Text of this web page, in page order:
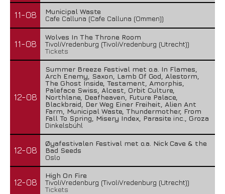
11-08
Municipal Waste
Cafe Calluna (Cafe Calluna (Ommen))
11-08
Wolves In The Throne Room
TivoliVredenburg (TivoliVredenburg (Utrecht))
Tickets
12-08
Summer Breeze Festival met o.a. In Flames,
Arch Enemy, Saxon, Lamb Of God, Alestorm,
The Ghost Inside, Testament, Amorphis,
Paleface Swiss, Alcest, Orbit Culture,
Northlane, Deafheaven, Future Palace,
Blackbraid, Der Weg Einer Freiheit, Alien Ant
Farm, Municipal Waste, Thundermother, From
Fall To Spring, Misery Index, Parasite inc., Groza
Dinkelsbühl
12-08
Øyafestivalen Festival met o.a. Nick Cave & the
Bad Seeds
Oslo
12-08
High On Fire
TivoliVredenburg (TivoliVredenburg (Utrecht))
Tickets